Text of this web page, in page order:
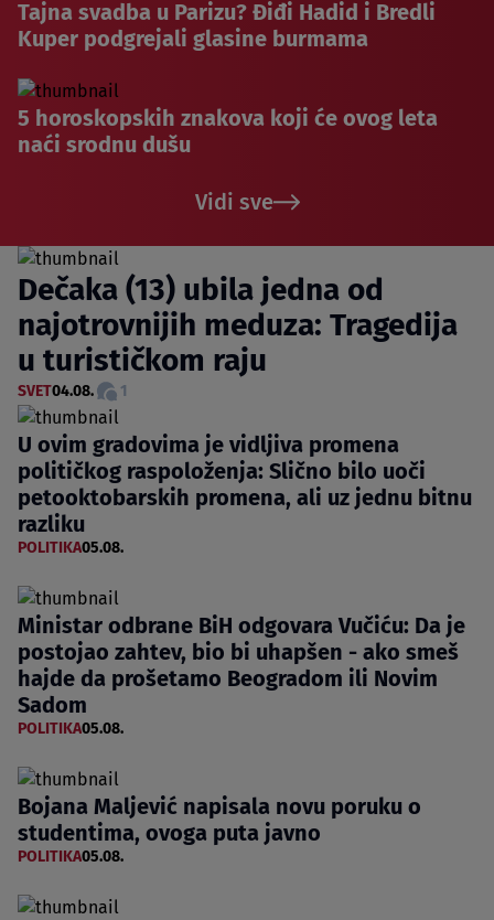
Tajna svadba u Parizu? Điđi Hadid i Bredli
Kuper podgrejali glasine burmama
5 horoskopskih znakova koji će ovog leta
naći srodnu dušu
Vidi sve
Dečaka (13) ubila jedna od
najotrovnijih meduza: Tragedija
u turističkom raju
SVET04.08. 1
U ovim gradovima je vidljiva promena
političkog raspoloženja: Slično bilo uoči
petooktobarskih promena, ali uz jednu bitnu
razliku
POLITIKA05.08.
Ministar odbrane BiH odgovara Vučiću: Da je
postojao zahtev, bio bi uhapšen - ako smeš
hajde da prošetamo Beogradom ili Novim
Sadom
POLITIKA05.08.
Bojana Maljević napisala novu poruku o
studentima, ovoga puta javno
POLITIKA05.08.